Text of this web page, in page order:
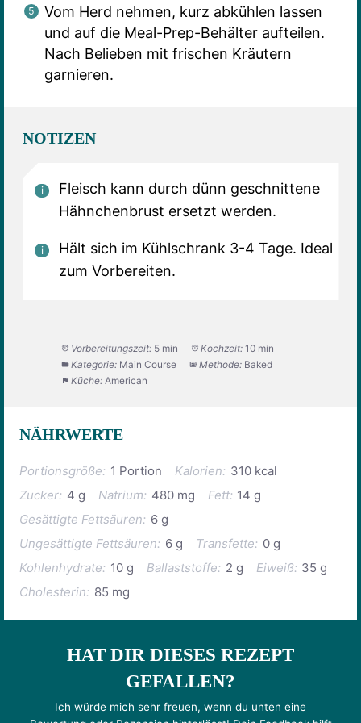
Vom Herd nehmen, kurz abkühlen lassen
und auf die Meal-Prep-Behälter aufteilen.
Nach Belieben mit frischen Kräutern
garnieren.
NOTIZEN
Fleisch kann durch dünn geschnittene
Hähnchenbrust ersetzt werden.
Hält sich im Kühlschrank 3-4 Tage. Ideal
zum Vorbereiten.
Vorbereitungszeit: 5 min Kochzeit: 10 min
Kategorie: Main Course Methode: Baked
Küche: American
NÄHRWERTE
Portionsgröße: 1 Portion Kalorien: 310 kcal
Zucker: 4 g Natrium: 480 mg Fett: 14 g
Gesättigte Fettsäuren: 6 g
Ungesättigte Fettsäuren: 6 g Transfette: 0 g
Kohlenhydrate: 10 g Ballaststoffe: 2 g Eiweiß: 35 g
Cholesterin: 85 mg
HAT DIR DIESES REZEPT
GEFALLEN?
Ich würde mich sehr freuen, wenn du unten eine